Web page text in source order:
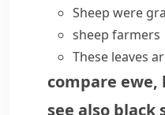
Sheep were
sheep farmers
These leaves
compare ewe,
see also black